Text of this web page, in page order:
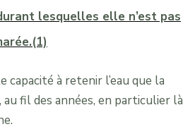
lesquelles elle n’est pas
capacité à retenir l’eau que la
fil des années, en particulier là